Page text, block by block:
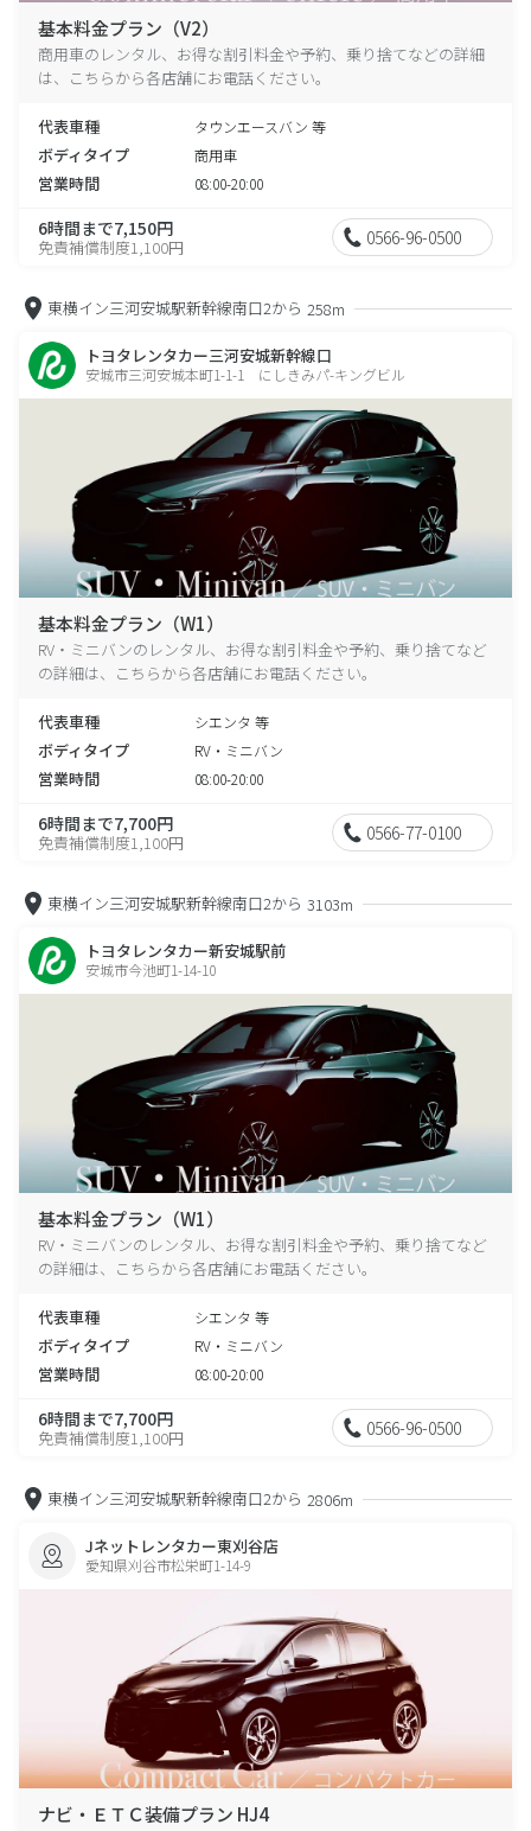
基本料金プラン（V2）
商用車のレンタル、お得な割引料金や予約、乗り捨てなどの詳細
は、こちらから各店舗にお電話ください。
代表車種 タウンエースバン 等
ボディタイプ 商用車
営業時間 08:00-20:00
6時間まで7,150円
免責補償制度1,100円 0566-96-0500
東横イン三河安城駅新幹線南口2から 258m
トヨタレンタカー三河安城新幹線口
安城市三河安城本町1-1-1 にしきみパ-キングビル
基本料金プラン（W1）
RV・ミニバンのレンタル、お得な割引料金や予約、乗り捨てなど
の詳細は、こちらから各店舗にお電話ください。
代表車種 シエンタ 等
ボディタイプ RV・ミニバン
営業時間 08:00-20:00
6時間まで7,700円
免責補償制度1,100円 0566-77-0100
東横イン三河安城駅新幹線南口2から 3103m
トヨタレンタカー新安城駅前
安城市今池町1-14-10
基本料金プラン（W1）
RV・ミニバンのレンタル、お得な割引料金や予約、乗り捨てなど
の詳細は、こちらから各店舗にお電話ください。
代表車種 シエンタ 等
ボディタイプ RV・ミニバン
営業時間 08:00-20:00
6時間まで7,700円
免責補償制度1,100円 0566-96-0500
東横イン三河安城駅新幹線南口2から 2806m
Jネットレンタカー東刈谷店
愛知県刈谷市松栄町1-14-9
ナビ・ＥＴＣ装備プラン HJ4